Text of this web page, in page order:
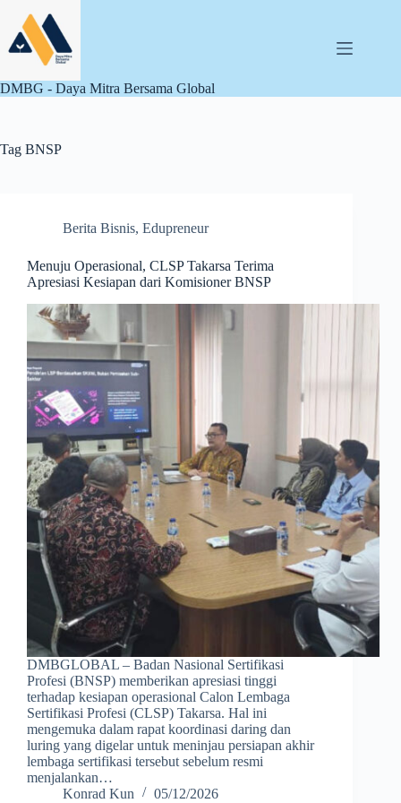
content
DMBG - Daya Mitra Bersama Global
Tag BNSP
Berita Bisnis, Edupreneur
Menuju Operasional, CLSP Takarsa Terima
Apresiasi Kesiapan dari Komisioner BNSP
DMBGLOBAL – Badan Nasional Sertifikasi
Profesi (BNSP) memberikan apresiasi tinggi
terhadap kesiapan operasional Calon Lembaga
Sertifikasi Profesi (CLSP) Takarsa. Hal ini
mengemuka dalam rapat koordinasi daring dan
luring yang digelar untuk meninjau persiapan akhir
lembaga sertifikasi tersebut sebelum resmi
menjalankan…
Konrad Kun
05/12/2026